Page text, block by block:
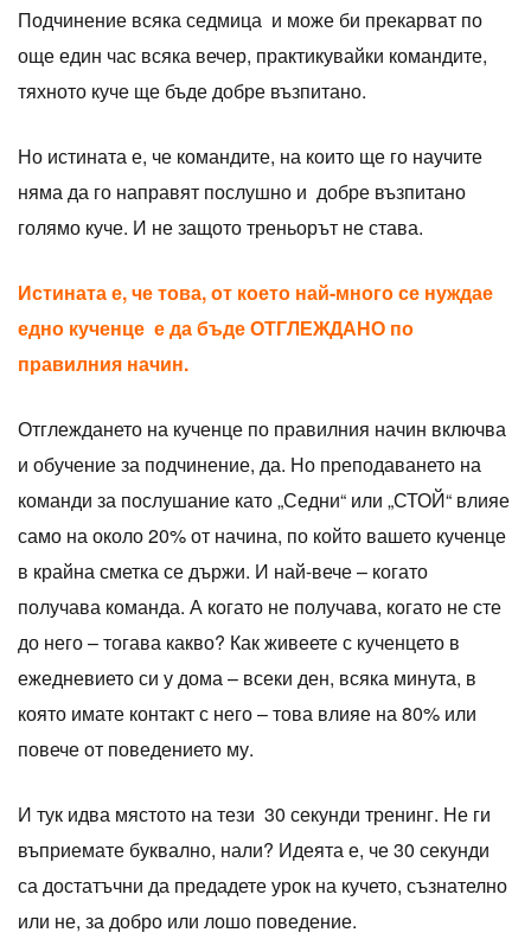
Подчинение всяка седмица и може би прекарват по
още един час всяка вечер, практикувайки командите,
тяхното куче ще бъде добре възпитано.
Но истината е, че командите, на които ще го научите
няма да го направят послушно и добре възпитано
голямо куче. И не защото треньорът не става.
Истината е, че това, от което най-много се нуждае
едно кученце е да бъде ОТГЛЕЖДАНО по
правилния начин.
Отглеждането на кученце по правилния начин включва
и обучение за подчинение, да. Но преподаването на
команди за послушание като „Седни“ или „СТОЙ“ влияе
само на около 20% от начина, по който вашето кученце
в крайна сметка се държи. И най-вече – когато
получава команда. А когато не получава, когато не сте
до него – тогава какво? Как живеете с кученцето в
ежедневието си у дома – всеки ден, всяка минута, в
която имате контакт с него – това влияе на 80% или
повече от поведението му.
И тук идва мястото на тези 30 секунди тренинг. Не ги
въприемате буквално, нали? Идеята е, че 30 секунди
са достатъчни да предадете урок на кучето, съзнателно
или не, за добро или лошо поведение.